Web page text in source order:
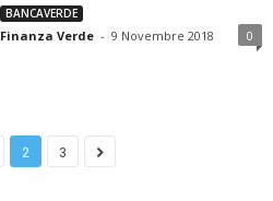
BANCAVERDE
Finanza Verde - 9 Novembre 2018 0
2 3